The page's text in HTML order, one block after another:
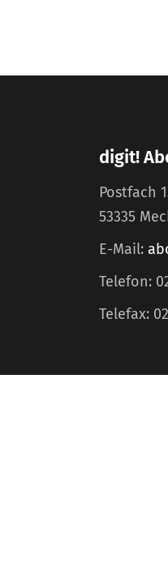
digit!
Postfach
53335
E-Mail:
Telefon:
Telefax: